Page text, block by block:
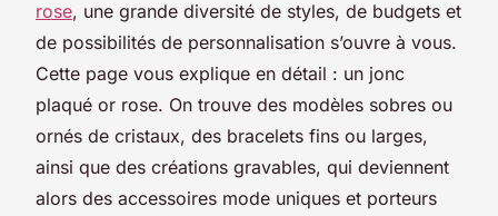
rose, une grande diversité de styles, de budgets et
de possibilités de personnalisation s’ouvre à vous.
Cette page vous explique en détail : un jonc
plaqué or rose. On trouve des modèles sobres ou
ornés de cristaux, des bracelets fins ou larges,
ainsi que des créations gravables, qui deviennent
alors des accessoires mode uniques et porteurs